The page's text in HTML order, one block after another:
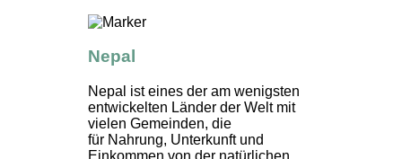
Nepal
Nepal ist eines der am wenigsten
entwickelten Länder der Welt mit
vielen Gemeinden, die
für Nahrung, Unterkunft und
Einkommen von der natürlichen